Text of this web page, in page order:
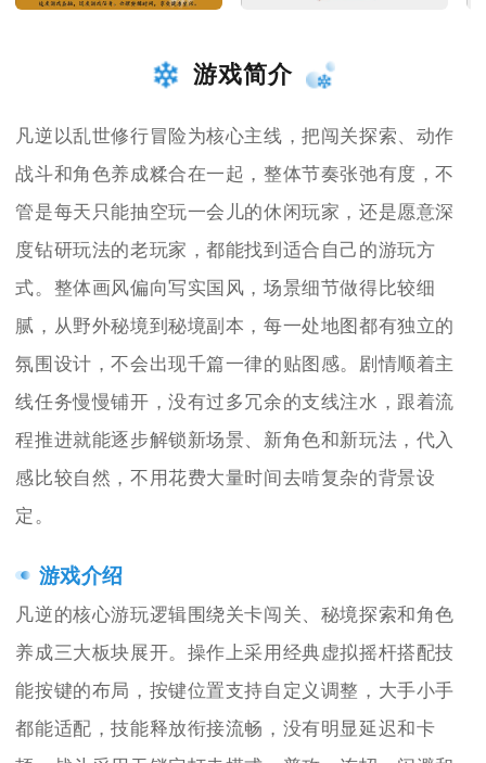
游戏简介
凡逆以乱世修行冒险为核心主线，把闯关探索、动作
战斗和角色养成糅合在一起，整体节奏张弛有度，不
管是每天只能抽空玩一会儿的休闲玩家，还是愿意深
度钻研玩法的老玩家，都能找到适合自己的游玩方
式。整体画风偏向写实国风，场景细节做得比较细
腻，从野外秘境到秘境副本，每一处地图都有独立的
氛围设计，不会出现千篇一律的贴图感。剧情顺着主
线任务慢慢铺开，没有过多冗余的支线注水，跟着流
程推进就能逐步解锁新场景、新角色和新玩法，代入
感比较自然，不用花费大量时间去啃复杂的背景设
定。
游戏介绍
凡逆的核心游玩逻辑围绕关卡闯关、秘境探索和角色
养成三大板块展开。操作上采用经典虚拟摇杆搭配技
能按键的布局，按键位置支持自定义调整，大手小手
都能适配，技能释放衔接流畅，没有明显延迟和卡